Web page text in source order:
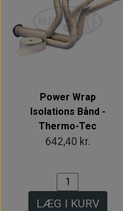
Power Wrap
Isolations Bånd -
Thermo-Tec
642,40 kr.
LÆG I KURV